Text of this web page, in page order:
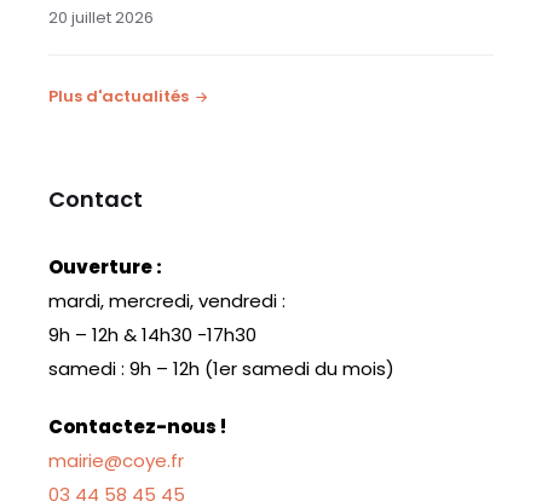
20 juillet 2026
Plus d'actualités
Contact
Ouverture :
mardi, mercredi, vendredi :
9h – 12h & 14h30 -17h30
samedi : 9h – 12h (1er samedi du mois)
Contactez-nous !
mairie@coye.fr
03 44 58 45 45